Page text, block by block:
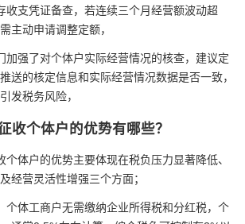
收支凭证备查，若连续三个月经营额波动超
主动申请调整定额，
加强了对个体户实际经营情况的核查，建议定
送的核定信息和实际经营情况数据是否一致，
发税务风险，
收个体户的优势有哪些？
个体户的优势主要体现在税负压力显著降低、
经营灵活性增强三个方面；
个体工商户无需缴纳企业所得税和分红税，个